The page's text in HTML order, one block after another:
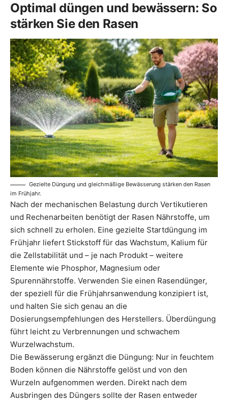
Optimal düngen und bewässern: So
stärken Sie den Rasen
Gezielte Düngung und gleichmäßige Bewässerung stärken den Rasen
im Frühjahr.
Nach der mechanischen Belastung durch Vertikutieren
und Rechenarbeiten benötigt der Rasen Nährstoffe, um
sich schnell zu erholen. Eine gezielte Startdüngung im
Frühjahr liefert Stickstoff für das Wachstum, Kalium für
die Zellstabilität und – je nach Produkt – weitere
Elemente wie Phosphor, Magnesium oder
Spurennährstoffe. Verwenden Sie einen Rasendünger,
der speziell für die Frühjahrsanwendung konzipiert ist,
und halten Sie sich genau an die
Dosierungsempfehlungen des Herstellers. Überdüngung
führt leicht zu Verbrennungen und schwachem
Wurzelwachstum.
Die Bewässerung ergänzt die Düngung: Nur in feuchtem
Boden können die Nährstoffe gelöst und von den
Wurzeln aufgenommen werden. Direkt nach dem
Ausbringen des Düngers sollte der Rasen entweder